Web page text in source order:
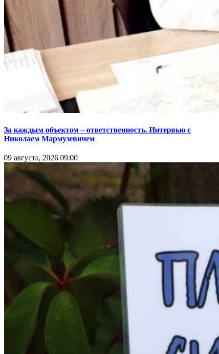
За каждым объектом – ответственность. Интервью с
Николаем Мармузевичем
09 августа, 2026 09:00